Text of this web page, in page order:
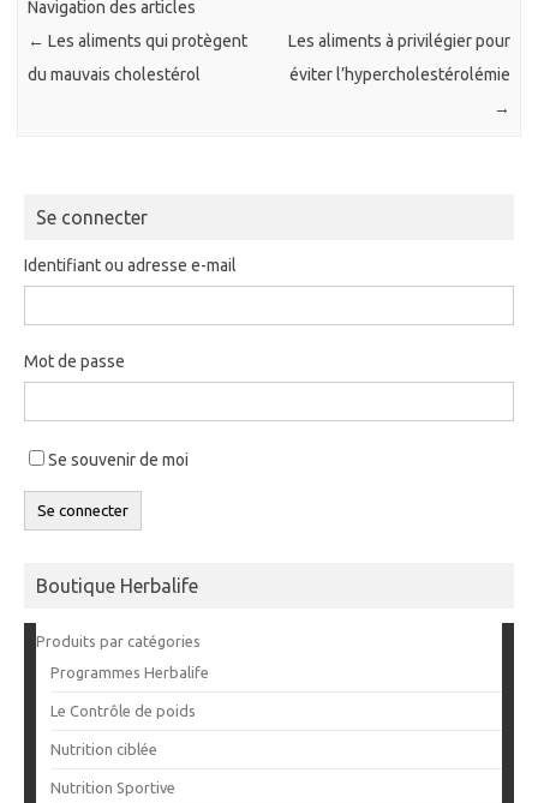
Navigation des articles
← Les aliments qui protègent
du mauvais cholestérol
Les aliments à privilégier pour
éviter l’hypercholestérolémie
→
Se connecter
Identifiant ou adresse e-mail
Mot de passe
Se souvenir de moi
Se connecter
Boutique Herbalife
Produits par catégories
Programmes Herbalife
Le Contrôle de poids
Nutrition ciblée
Nutrition Sportive